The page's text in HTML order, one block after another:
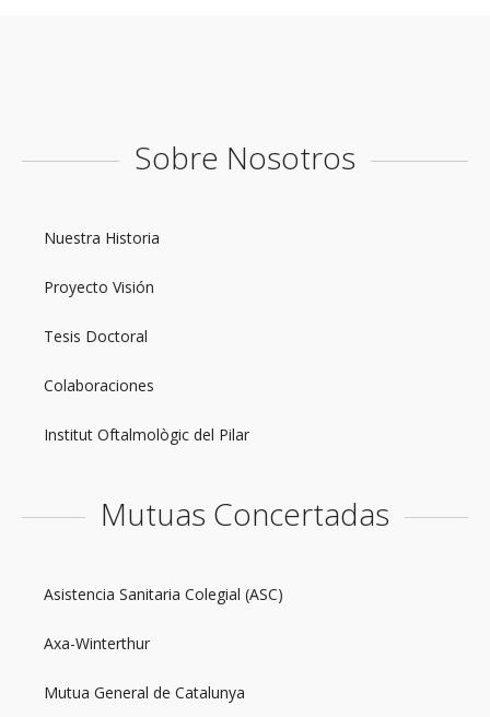
Sobre Nosotros
Nuestra Historia
Proyecto Visión
Tesis Doctoral
Colaboraciones
Institut Oftalmològic del Pilar
Mutuas Concertadas
Asistencia Sanitaria Colegial (ASC)
Axa-Winterthur
Mutua General de Catalunya